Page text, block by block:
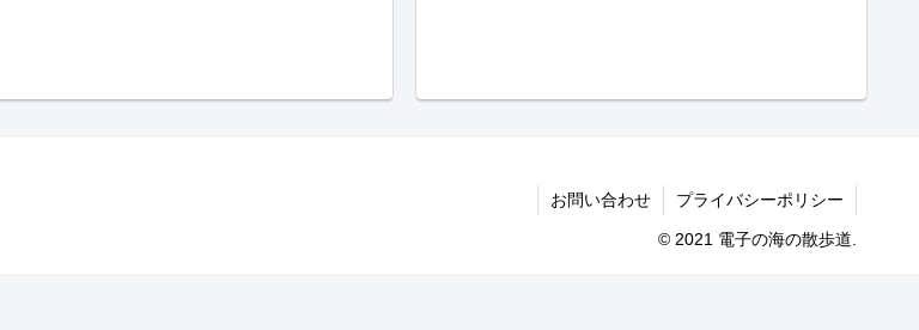
お問い合わせ プライバシーポリシー
© 2021 電子の海の散歩道.